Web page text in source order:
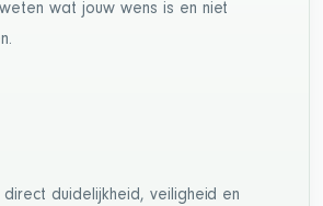
wat jouw wens is en niet
duidelijkheid, veiligheid en